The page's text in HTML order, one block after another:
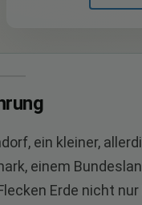
ein kleiner,
einem
Erde nicht